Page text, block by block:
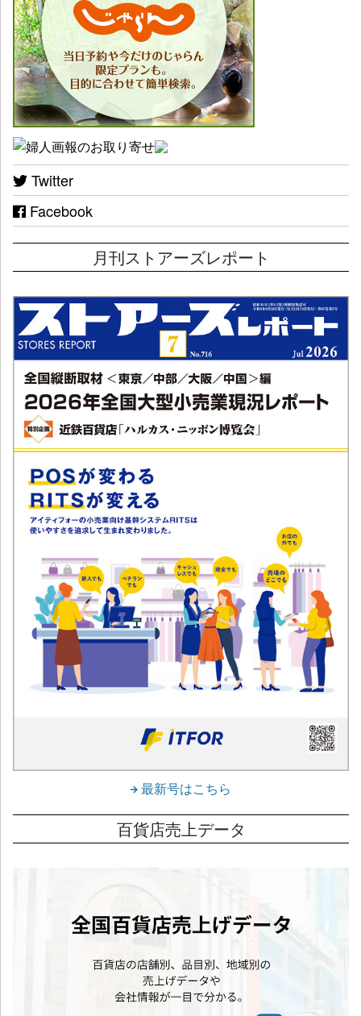
Twitter
Facebook
月刊ストアーズレポート
最新号はこちら
百貨店売上データ